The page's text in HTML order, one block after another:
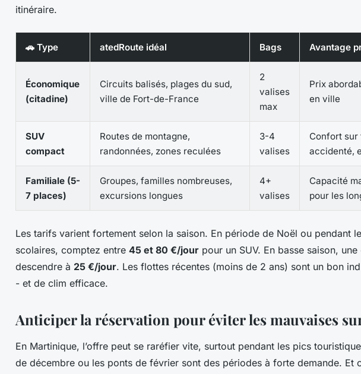
itinéraire.
🚗 Type atedRoute idéal Bags Avantage
Économique
(citadine)
Circuits balisés, plages du sud,
ville de Fort-de-France
2
valises
max
Prix
en ville
SUV
compact
Routes de montagne,
randonnées, zones reculées
3-4
valises
Confort sur
accidenté,
Familiale (5-
7 places)
Groupes, familles nombreuses,
excursions longues
4+
valises
Capacité
pour les
Les tarifs varient fortement selon la saison. En période de Noël ou pendant
scolaires, comptez entre 45 et 80 €/jour pour un SUV. En basse saison,
descendre à 25 €/jour. Les flottes récentes (moins de 2 ans) sont un bon
- et de clim efficace.
Anticiper la réservation pour éviter les mauvaises
En Martinique, l’offre peut se raréfier vite, surtout pendant les pics
de décembre ou les ponts de février sont des périodes à forte demande. Et